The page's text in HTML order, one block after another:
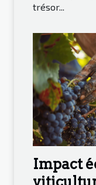
trésor...
Impact